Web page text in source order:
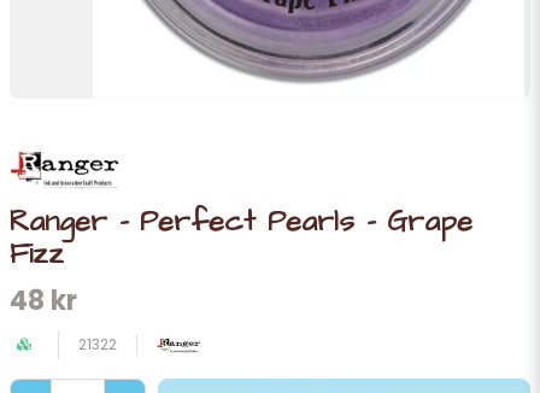
Ranger - Perfect Pearls - Grape
Fizz
48 kr
21322